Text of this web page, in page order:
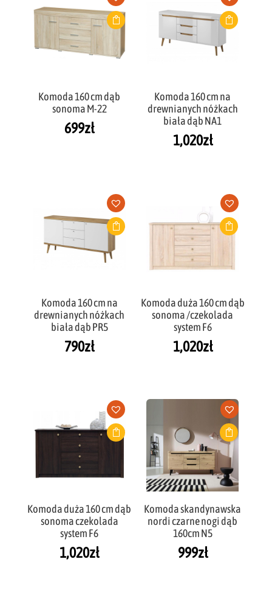
Komoda 160 cm dąb
sonoma M-22
699zł
Komoda 160 cm na
drewnianych nóżkach
biała dąb NA1
1,020zł
Komoda 160 cm na
drewnianych nóżkach
biała dąb PR5
790zł
Komoda duża 160 cm dąb
sonoma /czekolada
system F6
1,020zł
Komoda duża 160 cm dąb
sonoma czekolada
system F6
1,020zł
Komoda skandynawska
nordi czarne nogi dąb
160cm N5
999zł